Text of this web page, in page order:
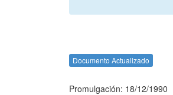
Documento Actualizado
Promulgación: 18/12/1990